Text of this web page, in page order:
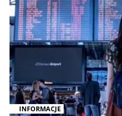
INFORMACJE